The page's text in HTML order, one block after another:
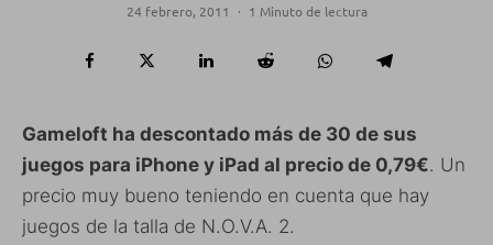
24 febrero, 2011
· 1 Minuto de lectura
Gameloft ha descontado más de 30 de sus
juegos para iPhone y iPad al precio de 0,79€. Un
precio muy bueno teniendo en cuenta que hay
juegos de la talla de N.O.V.A. 2.